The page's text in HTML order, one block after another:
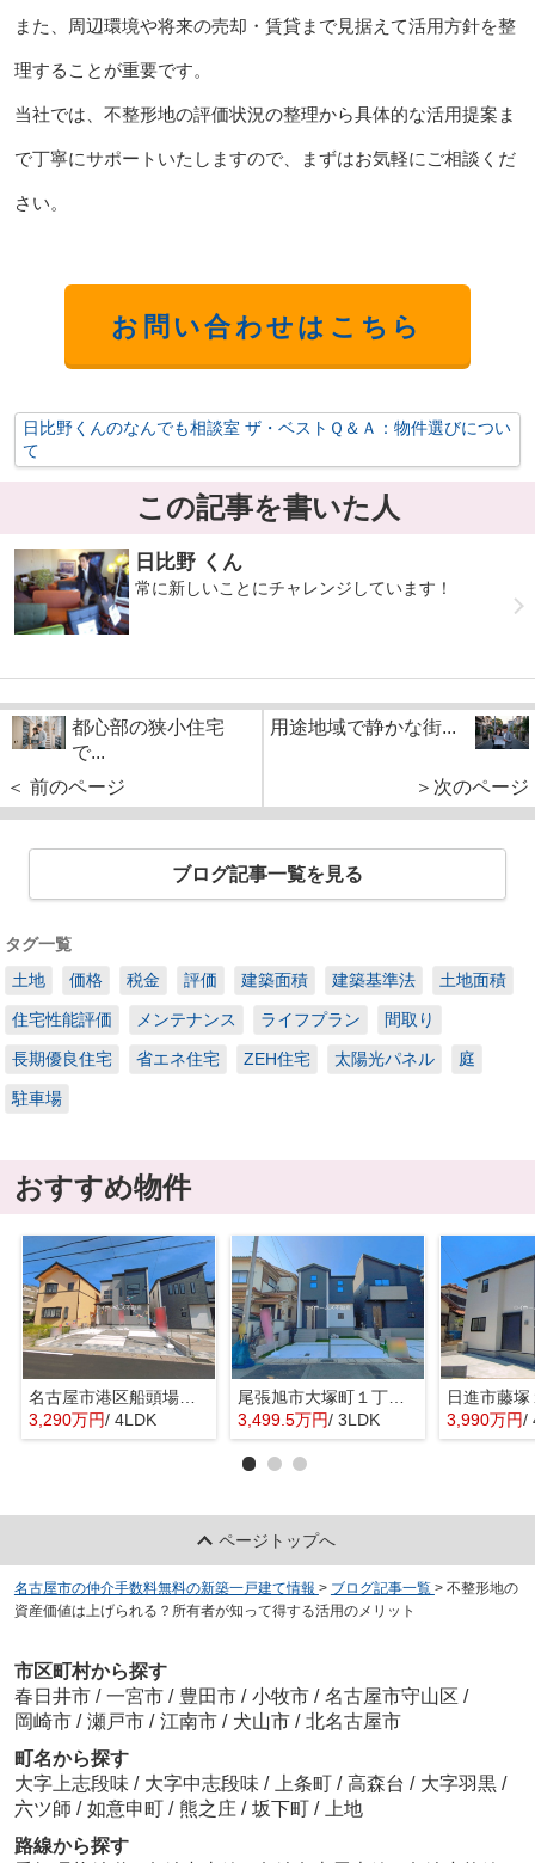
また、周辺環境や将来の売却・賃貸まで見据えて活用方針を整
理することが重要です。
当社では、不整形地の評価状況の整理から具体的な活用提案ま
で丁寧にサポートいたしますので、まずはお気軽にご相談くだ
さい。
お問い合わせはこちら
日比野くんのなんでも相談室 ザ・ベストＱ＆Ａ：物件選びについ
て
この記事を書いた人
日比野 くん
常に新しいことにチャレンジしています！
都心部の狭小住宅
で...
＜ 前のページ
用途地域で静かな街...
＞次のページ
ブログ記事一覧を見る
タグ一覧
土地
価格 税金 評価 建築面積 建築基準法 土地面積
住宅性能評価 メンテナンス ライフプラン 間取り
長期優良住宅 省エネ住宅 ZEH住宅 太陽光パネル 庭
駐車場
おすすめ物件
名古屋市港区船頭場２丁目802『仲介料無料』新築戸建て
3,290万円/ 4LDK
尾張旭市大塚町１丁目5-1『仲介料無料』新築戸建て
3,499.5万円/ 3LDK 3,990万円/
ページトップへ
名古屋市の仲介手数料無料の新築一戸建て情報 > ブログ記事一覧 > 不整形地の
資産価値は上げられる？所有者が知って得する活用のメリット
市区町村から探す
春日井市 / 一宮市 / 豊田市 / 小牧市 / 名古屋市守山区 /
岡崎市 / 瀬戸市 / 江南市 / 犬山市 / 北名古屋市
町名から探す
大字上志段味 / 大字中志段味 / 上条町 / 高森台 / 大字羽黒 /
六ツ師 / 如意申町 / 熊之庄 / 坂下町 /
上地
路線から探す